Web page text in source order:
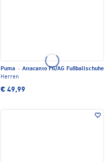
Puma · Attacanto FG/AG Fußballschuhe
Herren
€ 49,99